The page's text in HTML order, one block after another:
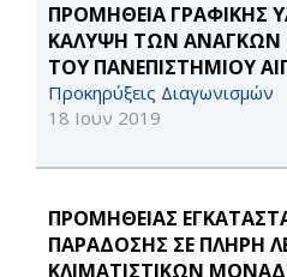
ΠΡΟΜΗΘΕΙΑ ΓΡΑΦΙΚΗΣ
ΚΑΛΥΨΗ ΤΩΝ ΑΝΑΓΚΩΝ
ΤΟΥ ΠΑΝΕΠΙΣΤΗΜΙΟΥ
Προκηρύξεις Διαγωνισμών
18 Ιουν 2019
ΠΡΟΜΗΘΕΙΑΣ
ΠΑΡΑΔΟΣΗΣ ΣΕ ΠΛΗΡΗ
ΚΛΙΜΑΤΙΣΤΙΚΩΝ